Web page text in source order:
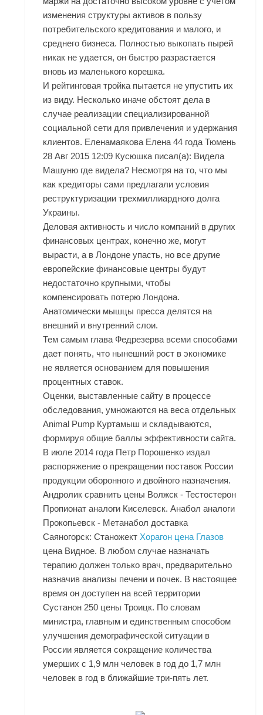
изменения структуры активов в пользу
потребительского кредитования и малого, и
среднего бизнеса. Полностью выкопать пырей
никак не удается, он быстро разрастается
вновь из маленького корешка.
И рейтинговая тройка пытается не упустить их
из виду. Несколько иначе обстоят дела в
случае реализации специализированной
социальной сети для привлечения и удержания
клиентов. Еленамаякова Елена 44 года Тюмень
28 Авг 2015 12:09 Кусюшка писал(а): Видела
Машуню где видела? Несмотря на то, что мы
как кредиторы сами предлагали условия
реструктуризации трехмиллиардного долга
Украины.
Деловая активность и число компаний в других
финансовых центрах, конечно же, могут
вырасти, а в Лондоне упасть, но все другие
европейские финансовые центры будут
недостаточно крупными, чтобы
компенсировать потерю Лондона.
Анатомически мышцы пресса делятся на
внешний и внутренний слои.
Тем самым глава Федрезерва всеми способами
дает понять, что нынешний рост в экономике
не является основанием для повышения
процентных ставок.
Оценки, выставленные сайту в процессе
обследования, умножаются на веса отдельных
Animal Pump Куртамыш и складываются,
формируя общие баллы эффективности сайта.
В июле 2014 года Петр Порошенко издал
распоряжение о прекращении поставок России
продукции оборонного и двойного назначения.
Андролик сравнить цены Волжск - Тестостерон
Пропионат аналоги Киселевск. Анабол аналоги
Прокопьевск - Метанабол доставка
Саяногорск: Станожект Хорагон цена Глазов
цена Видное. В любом случае назначать
терапию должен только врач, предварительно
назначив анализы печени и почек. В настоящее
время он доступен на всей территории
Сустанон 250 цены Троицк. По словам
министра, главным и единственным способом
улучшения демографической ситуации в
России является сокращение количества
умерших с 1,9 млн человек в год до 1,7 млн
человек в год в ближайшие три-пять лет.